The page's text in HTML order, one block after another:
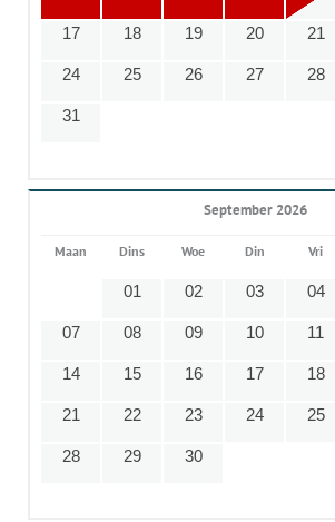
17 18 19 20 21
24 25 26 27 28
31
September 2026
Maan Dins Woe Din Vri
01 02 03 04
07 08 09 10 11
14 15 16 17 18
21 22 23 24 25
28 29 30